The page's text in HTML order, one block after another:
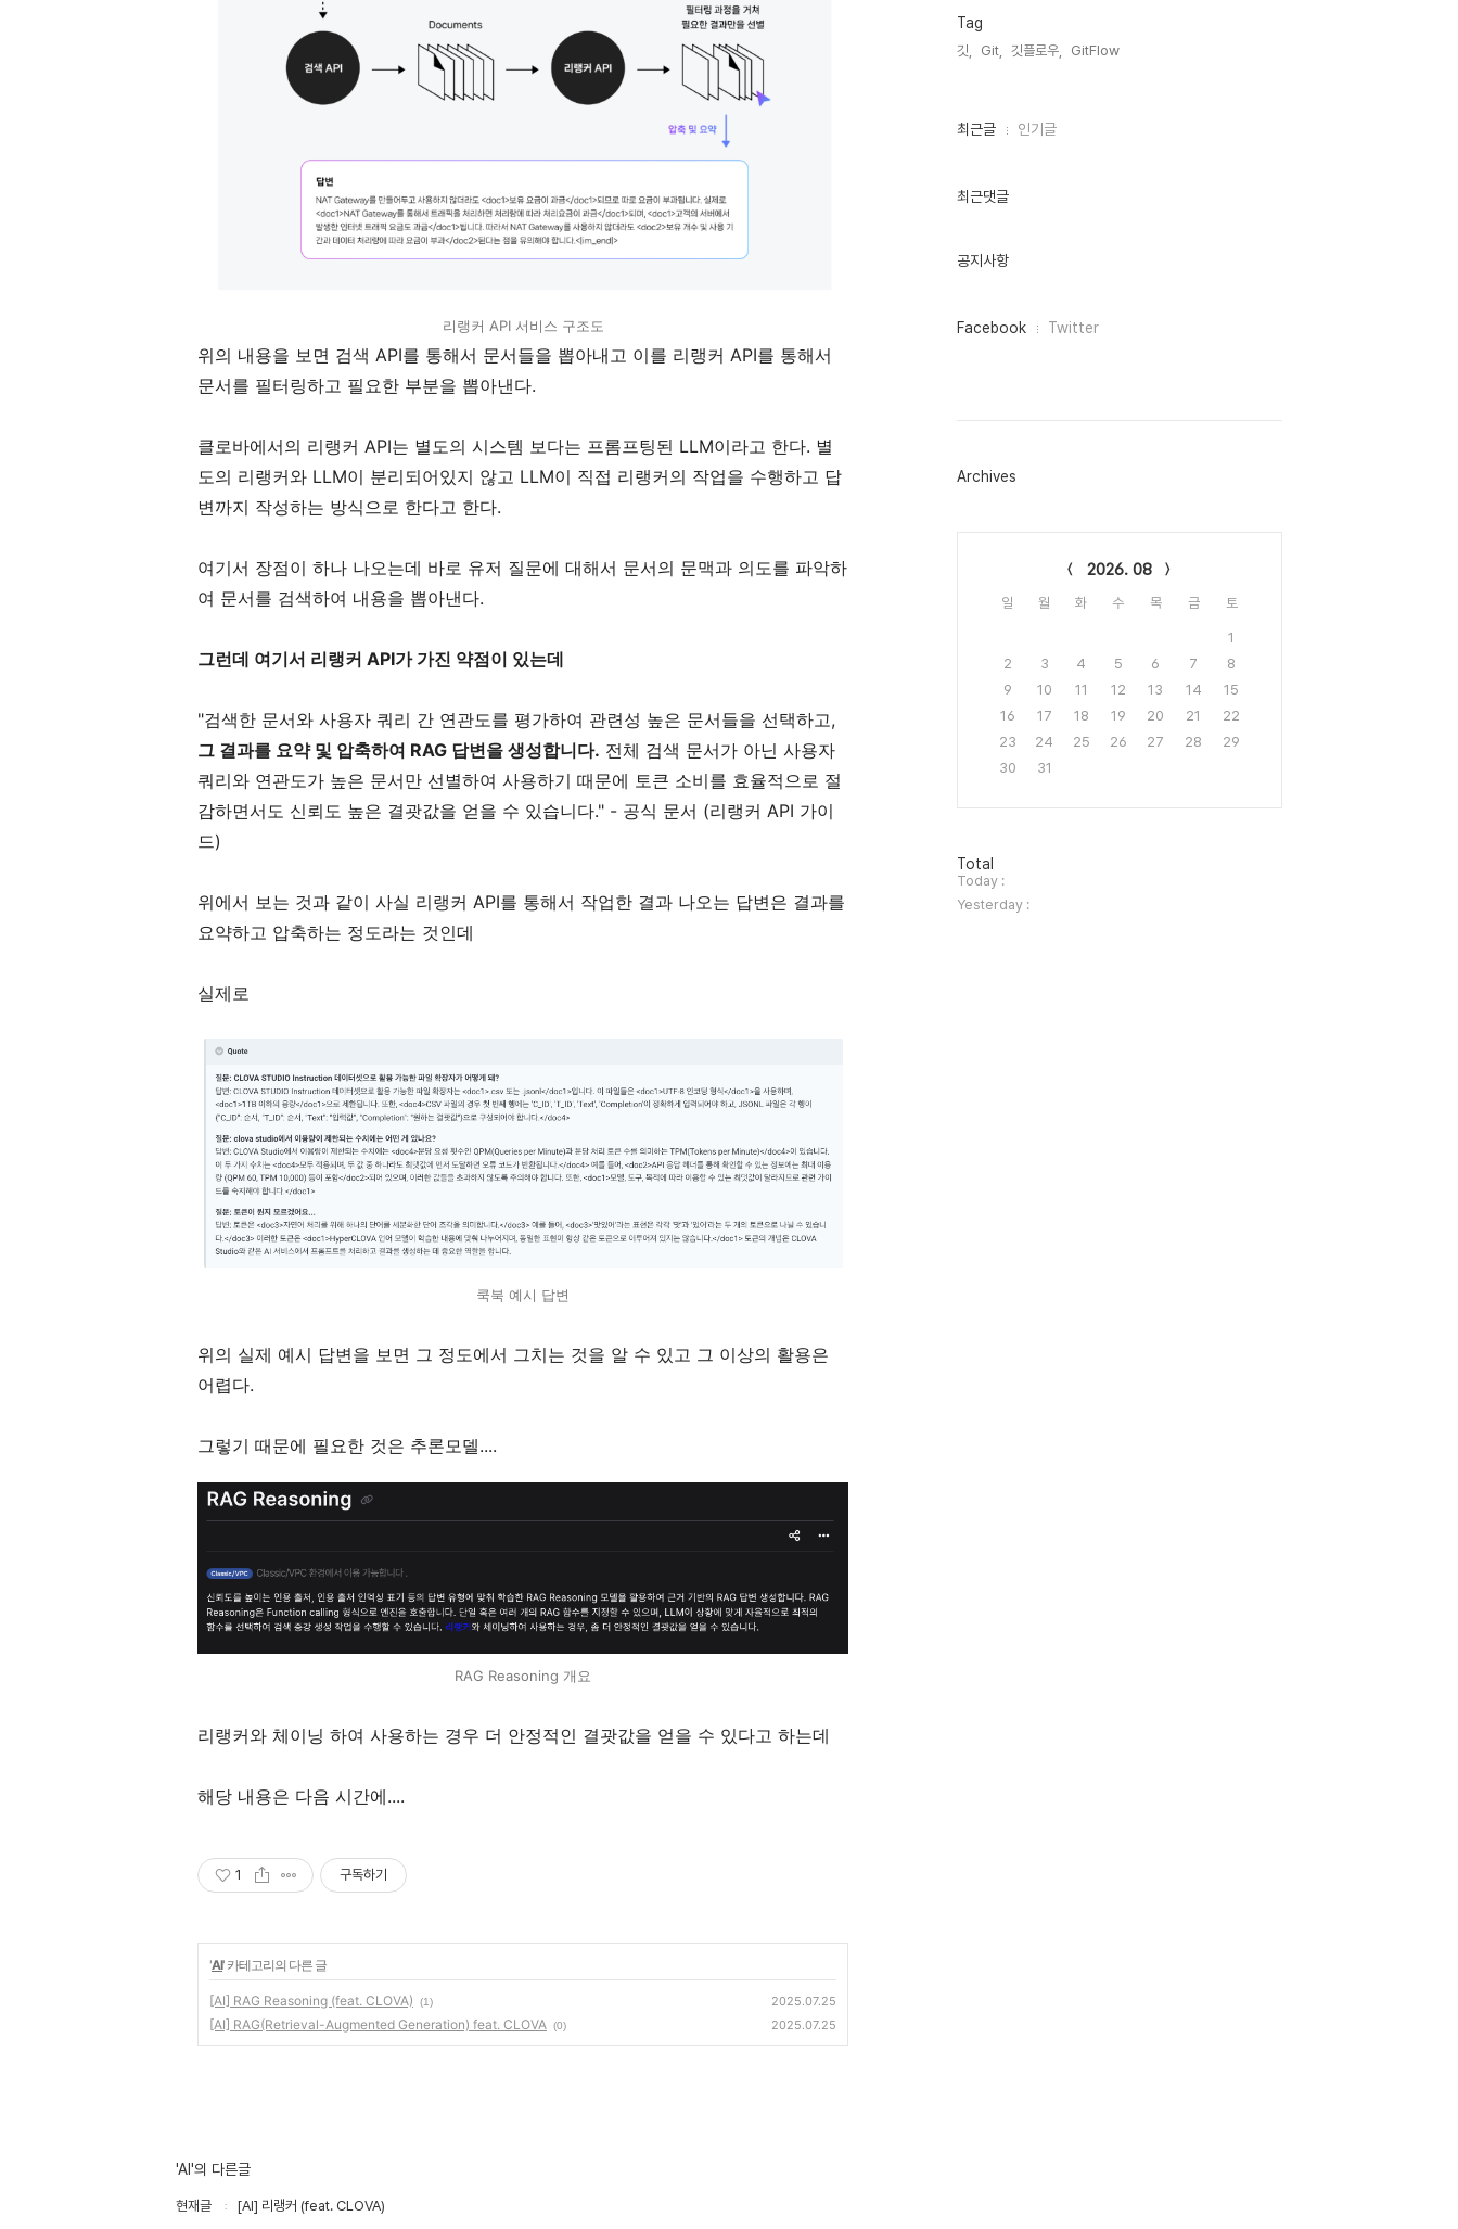
리랭커 API 서비스 구조도
위의 내용을 보면 검색 API를 통해서 문서들을 뽑아내고 이를 리랭커 API를 통해서
문서를 필터링하고 필요한 부분을 뽑아낸다.
클로바에서의 리랭커 API는 별도의 시스템 보다는 프롬프팅된 LLM이라고 한다. 별
도의 리랭커와 LLM이 분리되어있지 않고 LLM이 직접 리랭커의 작업을 수행하고 답
변까지 작성하는 방식으로 한다고 한다.
여기서 장점이 하나 나오는데 바로 유저 질문에 대해서 문서의 문맥과 의도를 파악하
여 문서를 검색하여 내용을 뽑아낸다.
그런데 여기서 리랭커 API가 가진 약점이 있는데
"검색한 문서와 사용자 쿼리 간 연관도를 평가하여 관련성 높은 문서들을 선택하고,
그 결과를 요약 및 압축하여 RAG 답변을 생성합니다. 전체 검색 문서가 아닌 사용자
쿼리와 연관도가 높은 문서만 선별하여 사용하기 때문에 토큰 소비를 효율적으로 절
감하면서도 신뢰도 높은 결괏값을 얻을 수 있습니다." - 공식 문서 (리랭커 API 가이
드)
위에서 보는 것과 같이 사실 리랭커 API를 통해서 작업한 결과 나오는 답변은 결과를
요약하고 압축하는 정도라는 것인데
실제로
쿡북 예시 답변
위의 실제 예시 답변을 보면 그 정도에서 그치는 것을 알 수 있고 그 이상의 활용은
어렵다.
그렇기 때문에 필요한 것은 추론모델....
RAG Reasoning 개요
리랭커와 체이닝 하여 사용하는 경우 더 안정적인 결괏값을 얻을 수 있다고 하는데
해당 내용은 다음 시간에....
1 구독하기
'AI' 카테고리의 다른 글
[AI] RAG Reasoning (feat. CLOVA) (1) 2025.07.25
[AI] RAG(Retrieval-Augmented Generation) feat. CLOVA (0) 2025.07.25
'AI'의 다른글
현재글 [AI] 리랭커 (feat. CLOVA)
Tag
깃, Git, 깃플로우, GitFlow,
최
인
최근글 인기글
최근댓글
공지사항
페
그
Facebook Twitter
Archives
2026. 08
일 월 화 수 목 금 토
1
2
3 4 5 6 7
8
9
10 11 12 13 14
15
16
17 18 19 20 21
22
23
24 25 26 27 28
29
30
31
방
문
자
수
Total
Today :
Yesterday :